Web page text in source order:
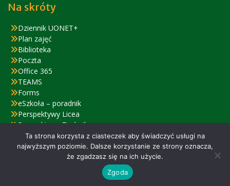
Na skróty
Dziennik UONET+
Plan zajęć
Biblioteka
Poczta
Office 365
TEAMS
Forms
eSzkoła – poradnik
Perspektywy Licea
Perspektywy Technika
Zjazd Absolwentów – relacja
© 2022 ZSiPO w Nysie
Ta strona korzysta z ciasteczek aby świadczyć usługi na
najwyższym poziomie. Dalsze korzystanie ze strony oznacza,
że zgadzasz się na ich użycie.
Zgoda